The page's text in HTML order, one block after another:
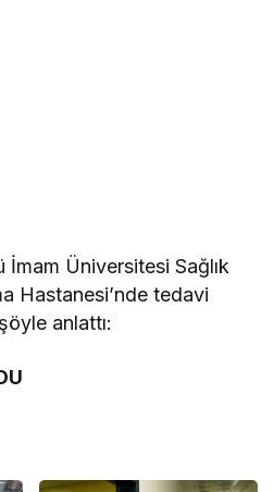
İmam Üniversitesi Sağlık
Hastanesi’nde tedavi
anlattı: